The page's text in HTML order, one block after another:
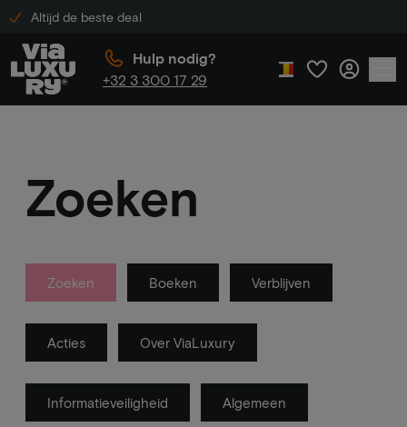
Altijd de beste deal
Hulp nodig?
+32 3 300 17 29
Zoeken
Zoeken Boeken Verblijven
Acties Over ViaLuxury
Informatieveiligheid Algemeen